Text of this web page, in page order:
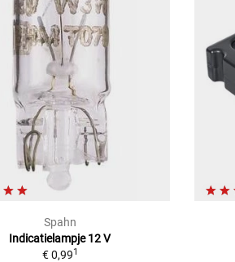
Spahn
Indicatielampje 12 V
€ 0,991